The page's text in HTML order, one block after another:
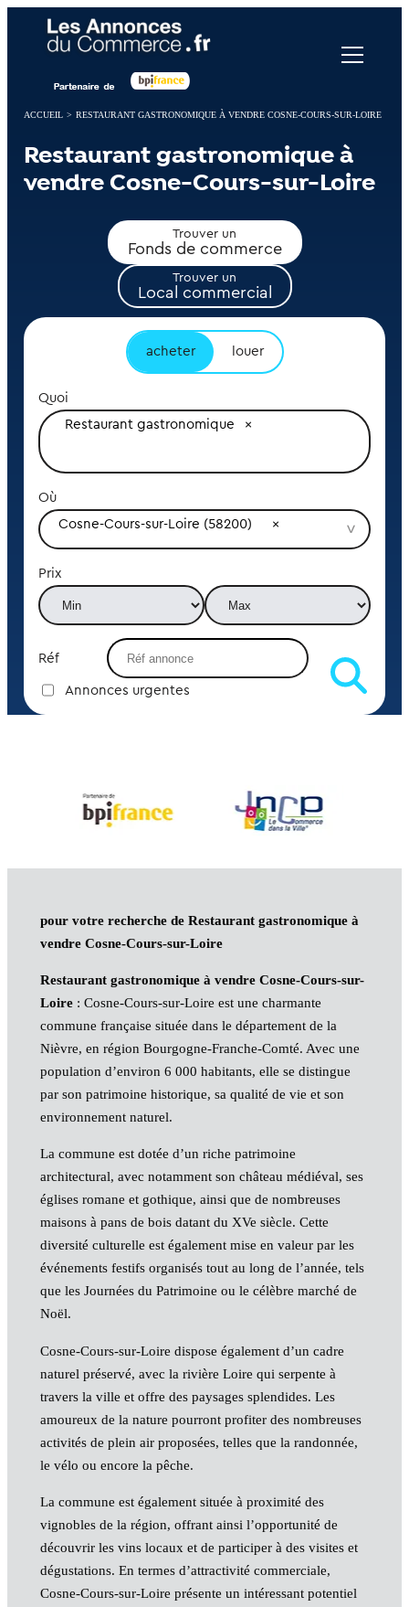
ACCUEIL > RESTAURANT GASTRONOMIQUE À VENDRE COSNE-COURS-SUR-LOIRE
Restaurant gastronomique à
vendre Cosne-Cours-sur-Loire
Trouver un
Fonds de commerce
Trouver un
Local commercial
acheter louer
Quoi
Restaurant gastronomique
Où
Cosne-Cours-sur-Loire (58200)
Prix
Réf
Annonces urgentes
pour votre recherche de Restaurant gastronomique à
vendre Cosne-Cours-sur-Loire
Restaurant gastronomique à vendre Cosne-Cours-sur-
Loire: Cosne-Cours-sur-Loire est une charmante
commune française située dans le département de la
Nièvre, en région Bourgogne-Franche-Comté. Avec une
population d’environ 6 000 habitants, elle se distingue
par son patrimoine historique, sa qualité de vie et son
environnement naturel.
La commune est dotée d’un riche patrimoine
architectural, avec notamment son château médiéval, ses
églises romane et gothique, ainsi que de nombreuses
maisons à pans de bois datant du XVe siècle. Cette
diversité culturelle est également mise en valeur par les
événements festifs organisés tout au long de l’année, tels
que les Journées du Patrimoine ou le célèbre marché de
Noël.
Cosne-Cours-sur-Loire dispose également d’un cadre
naturel préservé, avec la rivière Loire qui serpente à
travers la ville et offre des paysages splendides. Les
amoureux de la nature pourront profiter des nombreuses
activités de plein air proposées, telles que la randonnée,
le vélo ou encore la pêche.
La commune est également située à proximité des
vignobles de la région, offrant ainsi l’opportunité de
découvrir les vins locaux et de participer à des visites et
dégustations. En termes d’attractivité commerciale,
Cosne-Cours-sur-Loire présente un intéressant potentiel
Panneau de gestion des cookies